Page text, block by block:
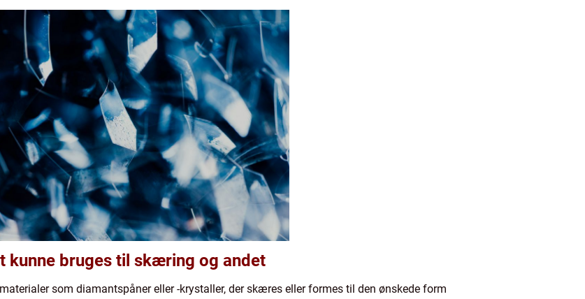
kunne bruges til skæring og andet
som diamantspåner eller -krystaller, der skæres eller formes til den ønskede form